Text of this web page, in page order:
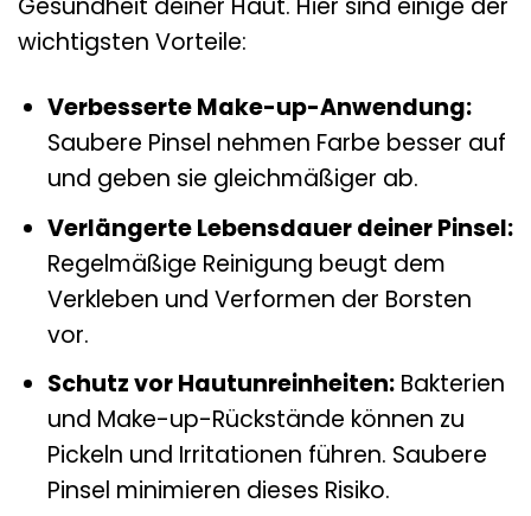
Gesundheit deiner Haut. Hier sind einige der
wichtigsten Vorteile:
Verbesserte Make-up-Anwendung:
Saubere Pinsel nehmen Farbe besser auf
und geben sie gleichmäßiger ab.
Verlängerte Lebensdauer deiner Pinsel:
Regelmäßige Reinigung beugt dem
Verkleben und Verformen der Borsten
vor.
Schutz vor Hautunreinheiten:Bakterien
und Make-up-Rückstände können zu
Pickeln und Irritationen führen. Saubere
Pinsel minimieren dieses Risiko.